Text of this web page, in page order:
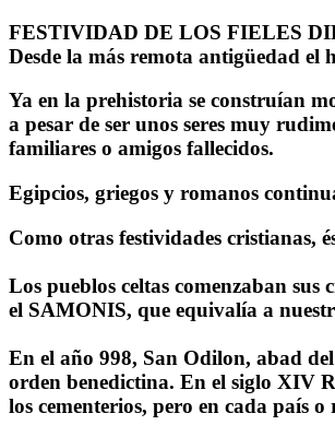
FESTIVIDAD DE LOS FIELES
Desde la más remota antigüedad
Ya en la prehistoria se construían
a pesar de ser unos seres muy
familiares o amigos fallecidos.
Egipcios, griegos y romanos
Como otras festividades cristianas,
Los pueblos celtas comenzaban
el SAMONIS, que equivalía a
En el año 998, San Odilon, abad
orden benedictina. En el siglo XIV
los cementerios, pero en cada país